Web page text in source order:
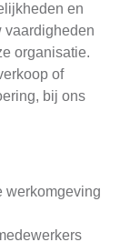
en
vaardigheden
organisatie.
of
bij ons
werkomgeving